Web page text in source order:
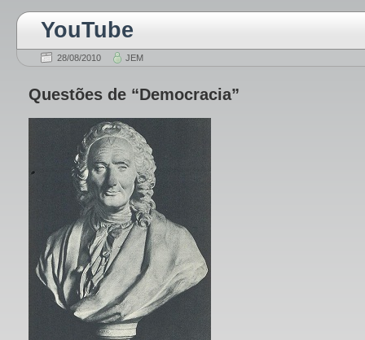
YouTube
28/08/2010 JEM
Questões de “Democracia”